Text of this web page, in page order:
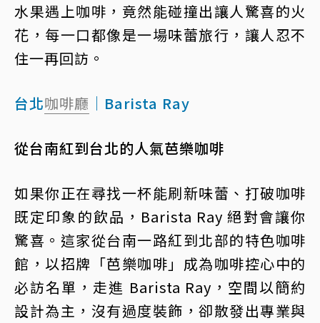
水果遇上咖啡，竟然能碰撞出讓人驚喜的火
花，每一口都像是一場味蕾旅行，讓人忍不
住一再回訪。
台北咖啡廳 ｜Barista Ray
從台南紅到台北的人氣芭樂咖啡
如果你正在尋找一杯能刷新味蕾、打破咖啡
既定印象的飲品，Barista Ray 絕對會讓你
驚喜。這家從台南一路紅到北部的特色咖啡
館，以招牌「芭樂咖啡」成為咖啡控心中的
必訪名單，走進 Barista Ray，空間以簡約
設計為主，沒有過度裝飾，卻散發出專業與